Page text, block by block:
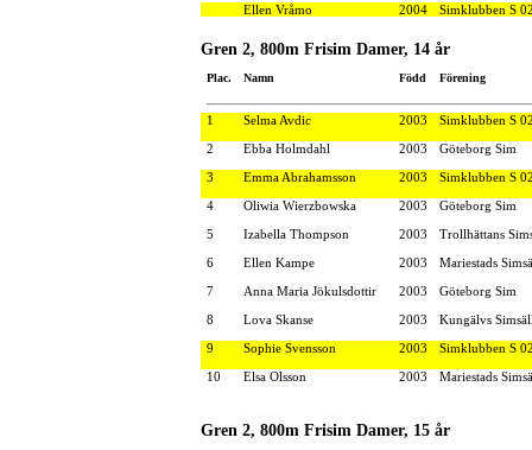
Ellen Vråmo
2004 Simklubben S
Gren 2, 800m Frisim Damer, 14 år
Plac. Namn Född Förening
1 Selma Avdic 2003
Simklubben S
2
Ebba Holmdahl 2003
Göteborg Sim
3
Emma Abrahamsson 2003
Simklubben S
4
Oliwia Wierzbowska 2003
Göteborg Sim
5
Izabella Thompson 2003
Trollhättans
6
Ellen Kampe 2003
Mariestads
7
Anna Maria Jökulsdottir 2003
Göteborg Sim
8
Lova Skanse 2003
Kungälvs
9
Sophie Svensson 2003
Simklubben S
10
Elsa Olsson 2003 Mariestads
Gren 2, 800m Frisim Damer, 15 år